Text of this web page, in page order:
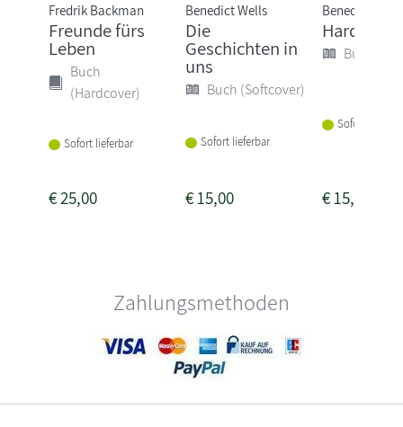
Fredrik Backman
Freunde fürs
Leben
Buch
(Hardcover)
Sofort lieferbar
€25,00
Benedict Wells
Die
Geschichten in
uns
Buch (Softcover)
Sofort lieferbar
€15,00
Benedict Wells
Hard Land
Buch
Sofort
€15,00
Zahlungsmethoden